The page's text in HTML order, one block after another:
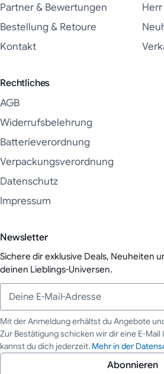
Partner & Bewertungen
Bestellung & Retoure
Kontakt
Rechtliches
AGB
Widerrufsbelehrung
Batterieverordnung
Verpackungsverordnung
Datenschutz
Impressum
Newsletter
Sichere dir exklusive Deals, Neuheiten
deinen Lieblings-Universen.
Deine E-Mail-Adresse
Mit der Anmeldung erhältst du Angebote
Zur Bestätigung schicken wir dir eine E-
kannst du dich jederzeit. Mehr in der
Abonnieren